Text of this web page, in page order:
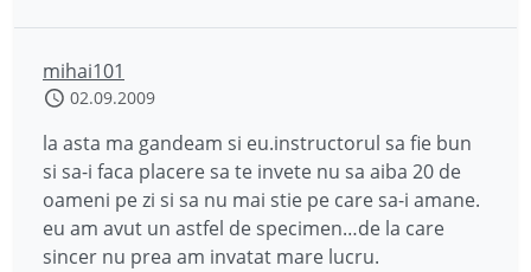
mihai101
02.09.2009
la asta ma gandeam si eu.instructorul sa fie bun
si sa-i faca placere sa te invete nu sa aiba 20 de
oameni pe zi si sa nu mai stie pe care sa-i amane.
eu am avut un astfel de specimen…de la care
sincer nu prea am invatat mare lucru.